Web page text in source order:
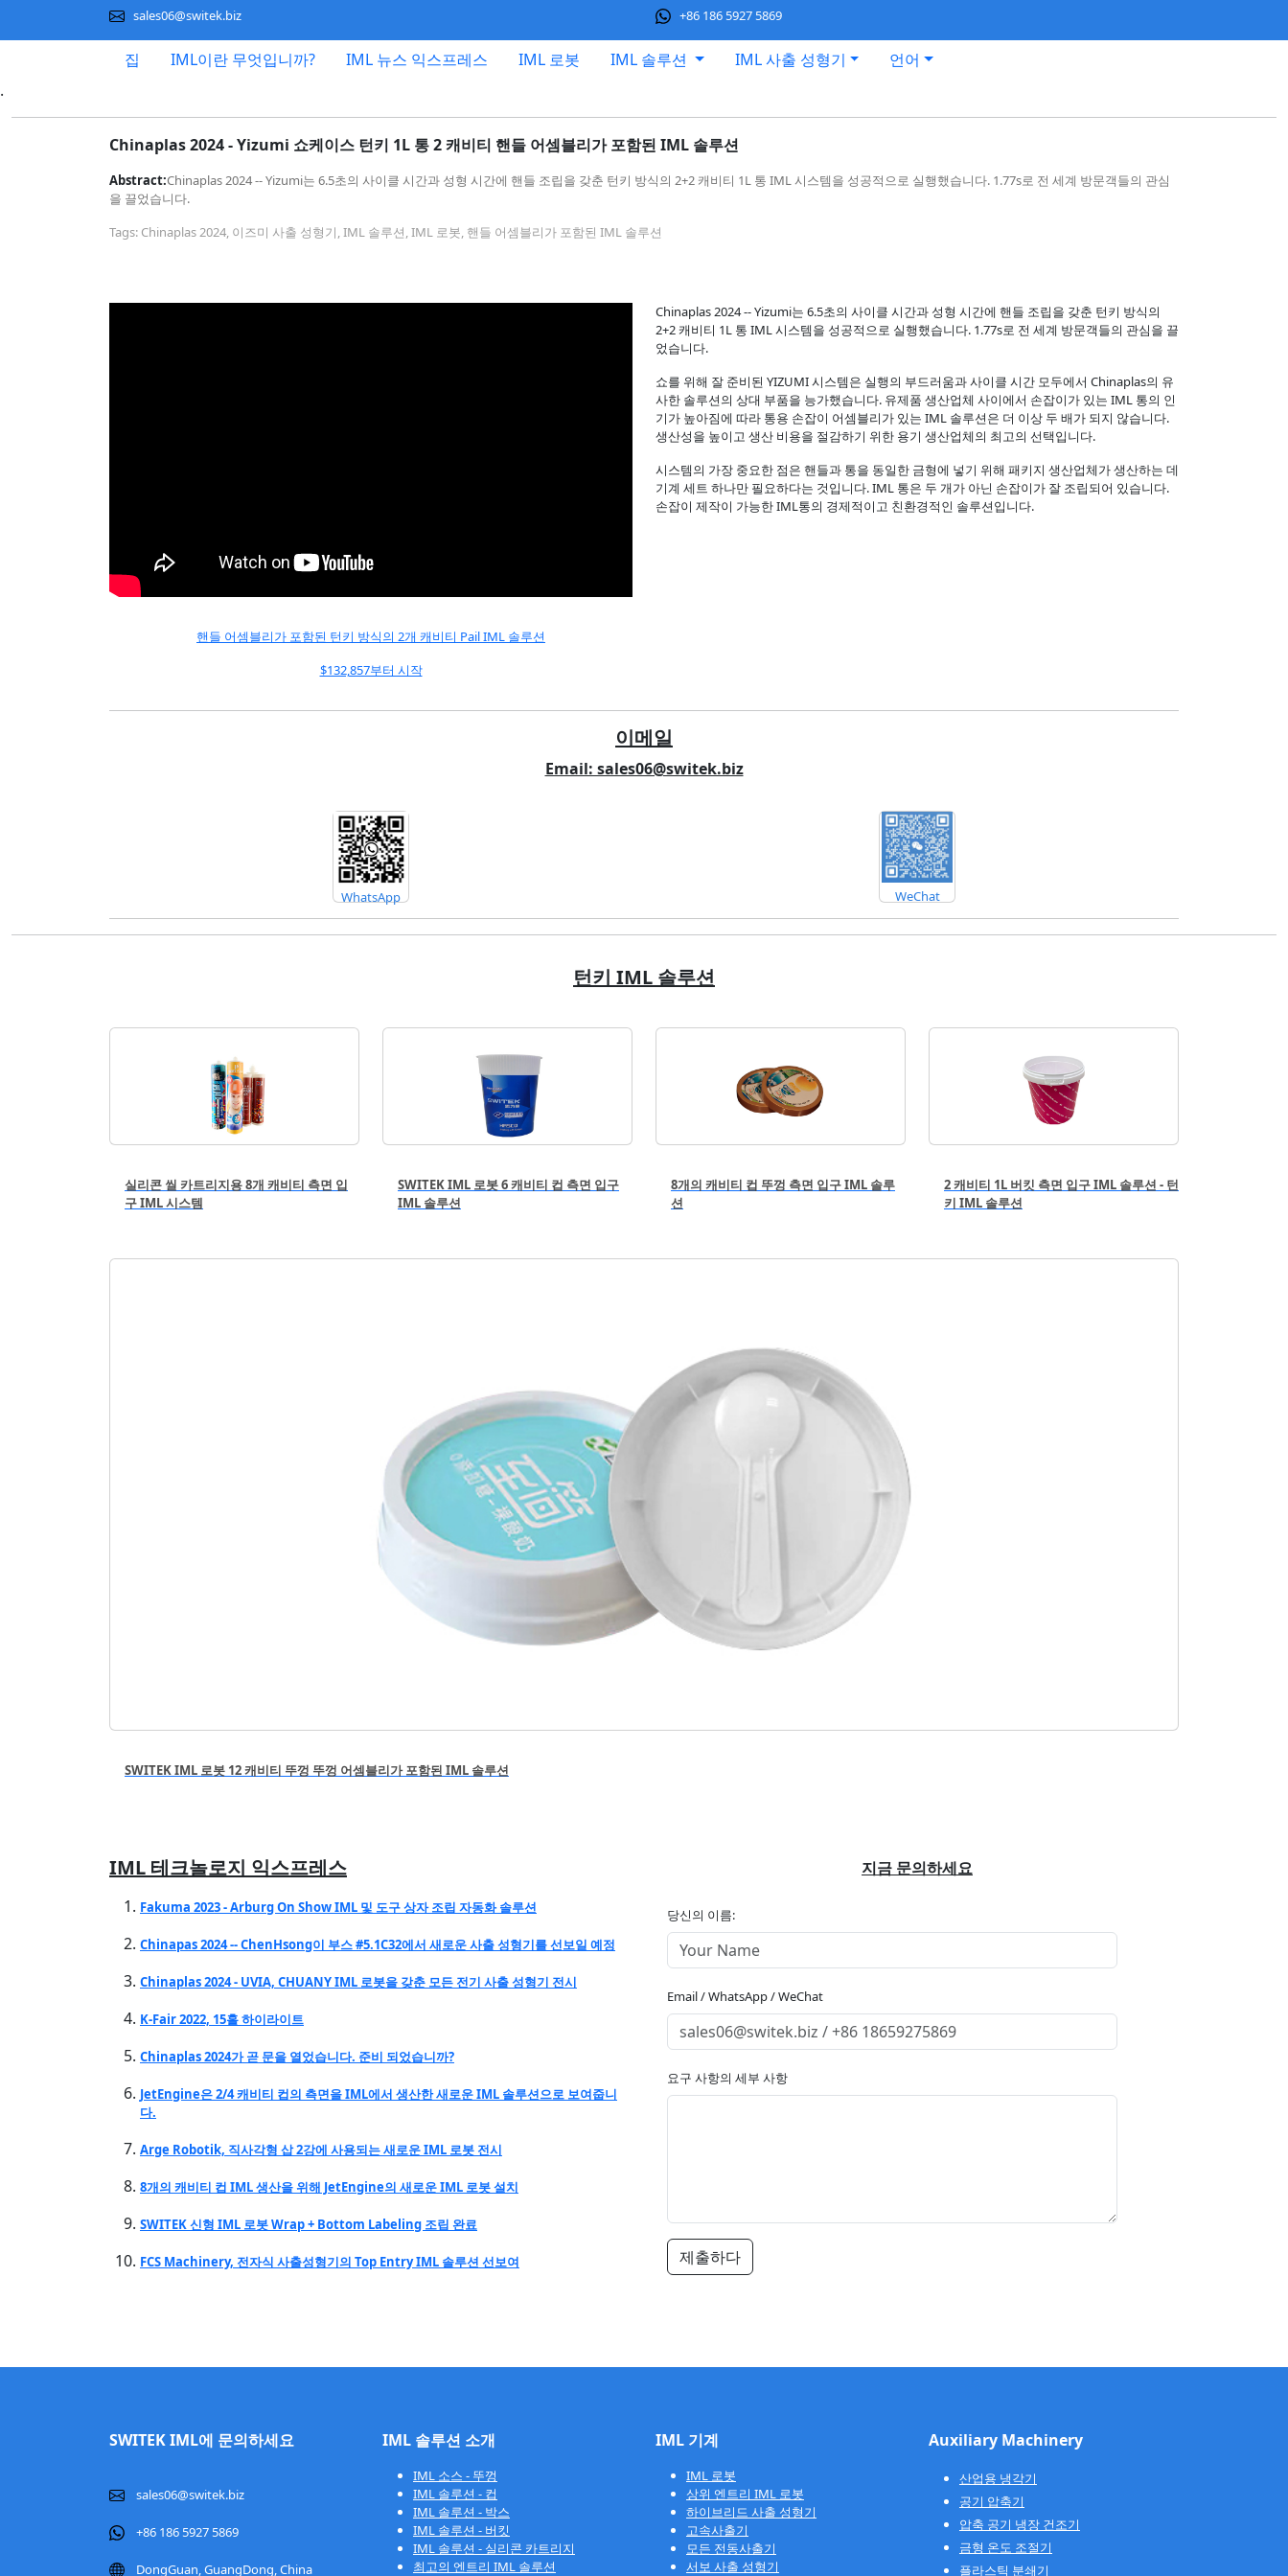
sales06@switek.biz +86 186 5927 5869
집 IML이란 무엇입니까? IML 뉴스 익스프레스 IML 로봇 IML 솔루션 IML 사출 성형기
언어
.
Chinaplas 2024 - Yizumi 쇼케이스 턴키 1L 통 2 캐비티 핸들 어셈블리가 포함된 IML 솔루션
Abstract:Chinaplas 2024 -- Yizumi는 6.5초의 사이클 시간과 성형 시간에 핸들 조립을 갖춘 턴키 방식의 2+2 캐비티 1L 통 IML 시스템을 성공적으로 실행했습니다. 1.77s로 전 세계 방문객들의 관심
을 끌었습니다.
Tags: Chinaplas 2024, 이즈미 사출 성형기, IML 솔루션, IML 로봇, 핸들 어셈블리가 포함된 IML 솔루션
핸들 어셈블리가 포함된 턴키 방식의 2개 캐비티 Pail IML 솔루션
$132,857부터 시작
Chinaplas 2024 -- Yizumi는 6.5초의 사이클 시간과 성형 시간에 핸들 조립을 갖춘 턴키 방식의
2+2 캐비티 1L 통 IML 시스템을 성공적으로 실행했습니다. 1.77s로 전 세계 방문객들의 관심을 끌
었습니다.
쇼를 위해 잘 준비된 YIZUMI 시스템은 실행의 부드러움과 사이클 시간 모두에서 Chinaplas의 유
사한 솔루션의 상대 부품을 능가했습니다. 유제품 생산업체 사이에서 손잡이가 있는 IML 통의 인
기가 높아짐에 따라 통용 손잡이 어셈블리가 있는 IML 솔루션은 더 이상 두 배가 되지 않습니다.
생산성을 높이고 생산 비용을 절감하기 위한 용기 생산업체의 최고의 선택입니다.
시스템의 가장 중요한 점은 핸들과 통을 동일한 금형에 넣기 위해 패키지 생산업체가 생산하는 데
기계 세트 하나만 필요하다는 것입니다. IML 통은 두 개가 아닌 손잡이가 잘 조립되어 있습니다.
손잡이 제작이 가능한 IML통의 경제적이고 친환경적인 솔루션입니다.
이메일
Email: sales06@switek.biz
WhatsApp WeChat
턴키 IML 솔루션
실리콘 씰 카트리지용 8개 캐비티 측면 입
구 IML 시스템
SWITEK IML 로봇 6 캐비티 컵 측면 입구
IML 솔루션
8개의 캐비티 컵 뚜껑 측면 입구 IML 솔루
션
2 캐비티 1L 버킷 측면 입구 IML 솔루션 - 턴
키 IML 솔루션
SWITEK IML 로봇 12 캐비티 뚜껑 뚜껑 어셈블리가 포함된 IML 솔루션
IML 테크놀로지 익스프레스
Fakuma 2023 - Arburg On Show IML 및 도구 상자 조립 자동화 솔루션
Chinapas 2024 -- ChenHsong이 부스 #5.1C32에서 새로운 사출 성형기를 선보일 예정
Chinaplas 2024 - UVIA, CHUANY IML 로봇을 갖춘 모든 전기 사출 성형기 전시
K-Fair 2022, 15홀 하이라이트
Chinaplas 2024가 곧 문을 열었습니다. 준비 되었습니까?
JetEngine은 2/4 캐비티 컵의 측면을 IML에서 생산한 새로운 IML 솔루션으로 보여줍니
다.
Arge Robotik, 직사각형 삽 2강에 사용되는 새로운 IML 로봇 전시
8개의 캐비티 컵 IML 생산을 위해 JetEngine의 새로운 IML 로봇 설치
SWITEK 신형 IML 로봇 Wrap + Bottom Labeling 조립 완료
FCS Machinery, 전자식 사출성형기의 Top Entry IML 솔루션 선보여
지금 문의하세요
당신의 이름:
Email / WhatsApp / WeChat
요구 사항의 세부 사항
제출하다
SWITEK IML에 문의하세요
sales06@switek.biz
+86 186 5927 5869
DongGuan, GuangDong, China
IML 솔루션 소개
IML 소스 - 뚜껑
IML 솔루션 - 컵
IML 솔루션 - 박스
IML 솔루션 - 버킷
IML 솔루션 - 실리콘 카트리지
최고의 엔트리 IML 솔루션
IML 기계
IML 로봇
상위 엔트리 IML 로봇
하이브리드 사출 성형기
고속사출기
모든 전동사출기
서보 사출 성형기
Auxiliary Machinery
산업용 냉각기
공기 압축기
압축 공기 냉장 건조기
금형 온도 조절기
플라스틱 분쇄기